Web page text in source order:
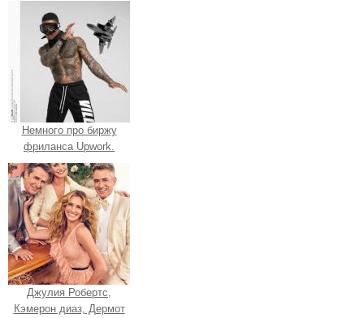
Немного про биржу
фриланса Upwork.
Джулия Робертс,
Кэмерон диаз, Дермот